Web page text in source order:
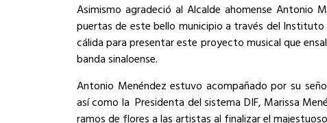
Asimismo agradeció al Alcalde ahomense Antonio
puertas de este bello municipio a través del
cálida para presentar este proyecto musical que
banda sinaloense.
Antonio Menéndez estuvo acompañado por su
así como la Presidenta del sistema DIF, Marissa
ramos de flores a las artistas al finalizar el